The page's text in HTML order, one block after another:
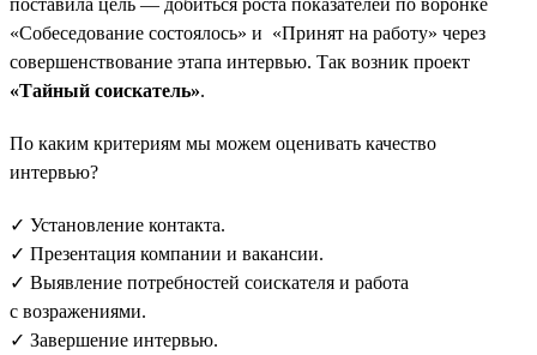
«Собеседование состоялось» и «Принят на работу» через
совершенствование этапа интервью. Так возник проект
«Тайный соискатель».
По каким критериям мы можем оценивать качество
интервью?
✓ Установление контакта.
✓ Презентация компании и вакансии.
✓ Выявление потребностей соискателя и работа
с возражениями.
✓ Завершение интервью.